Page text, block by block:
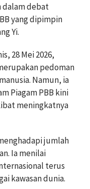
dalam debat
yang dipimpin
Yi.
28 Mei 2026,
pedoman
Namun, ia
Piagam PBB kini
meningkatnya
jumlah
Ia menilai
terus
kawasan dunia.